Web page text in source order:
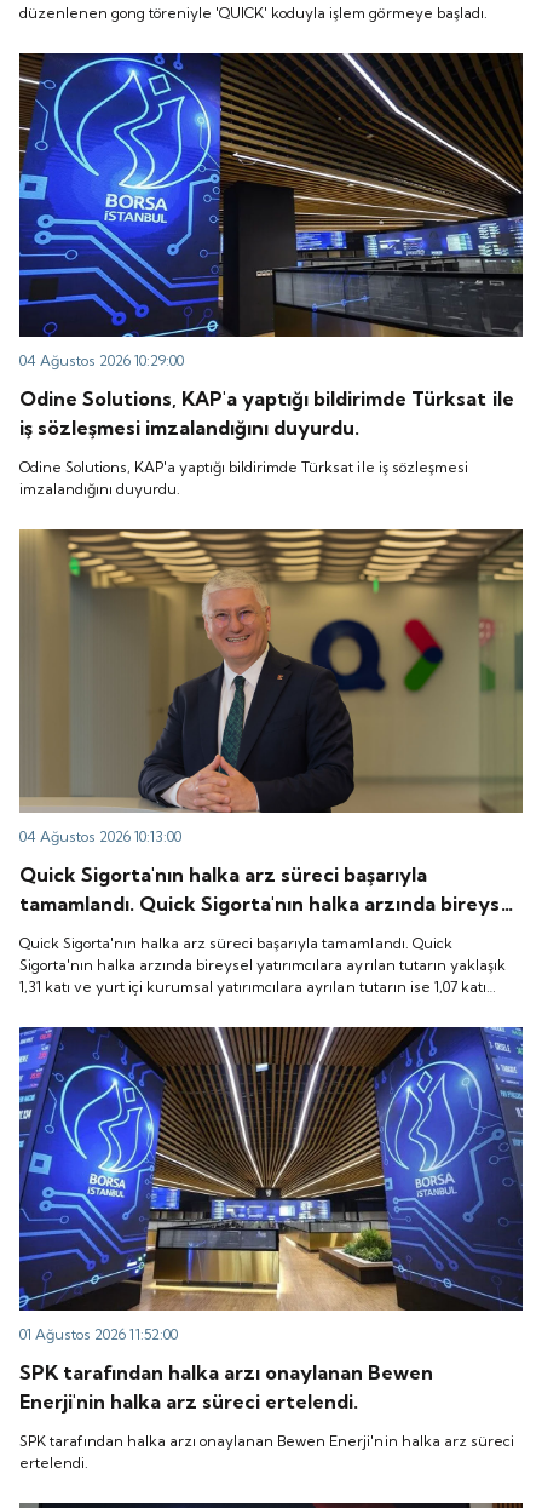
düzenlenen gong töreniyle 'QUICK' koduyla işlem görmeye başladı.
04 Ağustos 2026 10:29:00
Odine Solutions, KAP'a yaptığı bildirimde Türksat ile
iş sözleşmesi imzalandığını duyurdu.
Odine Solutions, KAP'a yaptığı bildirimde Türksat ile iş sözleşmesi
imzalandığını duyurdu.
04 Ağustos 2026 10:13:00
Quick Sigorta'nın halka arz süreci başarıyla
tamamlandı. Quick Sigorta'nın halka arzında bireysel
yatırımcılara ayrılan tutarın yaklaşık 1,31 katı ve yurt
içi kurumsal yatırımcılara ayrılan tutarın ise 1,07 katı
talep geldi. Quick Sigorta, 6 Ağustos 2026 tarihinde
görmeye başlayacak.
Quick Sigorta'nın halka arz süreci başarıyla tamamlandı. Quick
Sigorta'nın halka arzında bireysel yatırımcılara ayrılan tutarın yaklaşık
1,31 katı ve yurt içi kurumsal yatırımcılara ayrılan tutarın ise 1,07 katı
koduyla Borsa İstanbul'da işlem görmeye başlayacak.
01 Ağustos 2026 11:52:00
SPK tarafından halka arzı onaylanan Bewen
Enerji'nin halka arz süreci ertelendi.
SPK tarafından halka arzı onaylanan Bewen Enerji'nin halka arz süreci
ertelendi.